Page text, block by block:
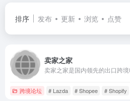
排序 发布 更新 浏览 点赞
卖家之家
跨境论坛 # Lazda # Shopee # Shopify